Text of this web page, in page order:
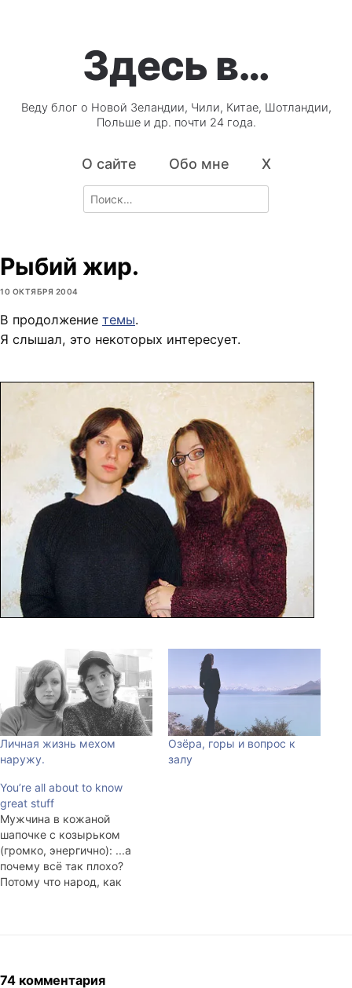
Здесь в…
Веду блог о Новой Зеландии, Чили, Китае, Шотландии,
Польше и др. почти 24 года.
О сайте Обо мне X
Search
for:
Рыбий жир.
10 ОКТЯБРЯ 2004
В продолжение темы.
Я слышал, это некоторых интересует.
Личная жизнь мехом
наружу.
Озёра, горы и вопрос к
залу
You’re all about to know
great stuff
Мужчина в кожаной
шапочке с козырьком
(громко, энергично): ...а
почему всё так плохо?
Потому что народ, как
(негромко, доверительно):
74 комментария